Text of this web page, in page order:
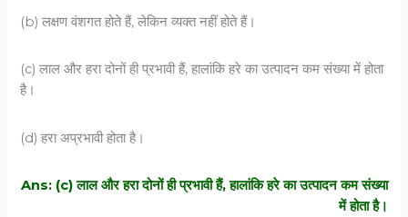
(b) लक्षण वंशगत होते हैं, लेकिन व्यक्त नहीं होते हैं।
(c) लाल और हरा दोनों ही प्रभावी हैं, हालांकि हरे का उत्पादन कम संख्या में होता
है।
(d) हरा अप्रभावी होता है।
Ans: (c) लाल और हरा दोनों ही प्रभावी हैं, हालांकि हरे का उत्पादन कम संख्या
में होता है।